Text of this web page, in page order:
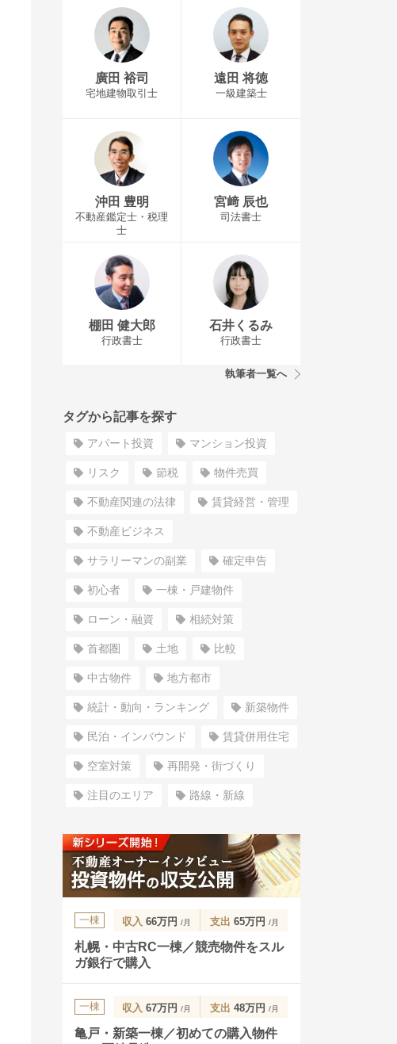
廣田 裕司
宅地建物取引士
遠田 将徳
一級建築士
沖田 豊明
不動産鑑定士・税理
士
宮﨑 辰也
司法書士
棚田 健大郎
行政書士
石井くるみ
行政書士
執筆者一覧へ
タグから記事を探す
アパート投資 マンション投資
リスク 節税 物件売買
不動産関連の法律 賃貸経営・管理
不動産ビジネス
サラリーマンの副業 確定申告
初心者 一棟・戸建物件
ローン・融資 相続対策
首都圏 土地 比較
中古物件 地方都市
統計・動向・ランキング 新築物件
民泊・インバウンド 賃貸併用住宅
空室対策 再開発・街づくり
注目のエリア 路線・新線
一棟 収入 66万円 /月 支出 65万円 /月
札幌・中古RC一棟／競売物件をスル
ガ銀行で購入
一棟 収入 67万円 /月 支出 48万円 /月
亀戸・新築一棟／初めての購入物件